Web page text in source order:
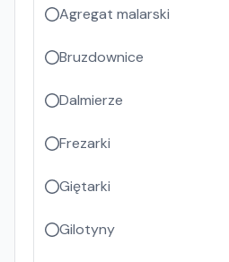
Agregat malarski
Bruzdownice
Dalmierze
Frezarki
Giętarki
Gilotyny